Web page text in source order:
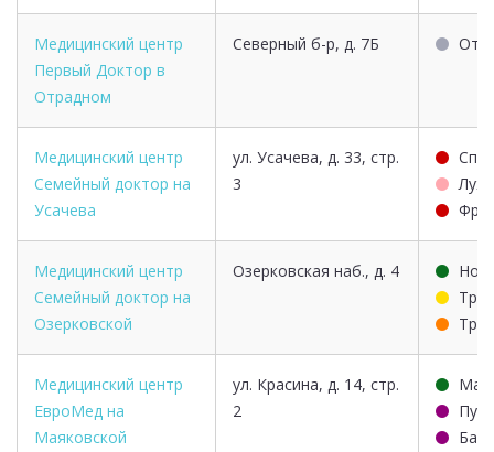
Медицинский центр
Первый Доктор в
Отрадном
Северный б-р, д. 7Б
Медицинский центр
Семейный доктор на
Усачева
ул. Усачева, д. 33, стр.
3
Медицинский центр
Семейный доктор на
Озерковской
Озерковская наб., д. 4
Медицинский центр
ЕвроМед на
Маяковской
ул. Красина, д. 14, стр.
2